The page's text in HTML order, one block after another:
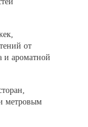
от
и ароматной
метровым